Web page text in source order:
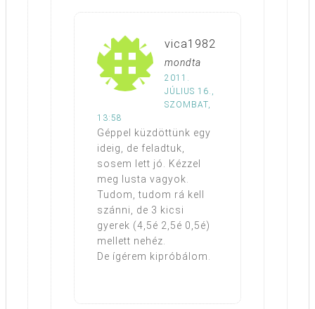
vica1982
mondta
2011.
JÚLIUS 16.,
SZOMBAT,
13:58
Géppel küzdöttünk egy
ideig, de feladtuk,
sosem lett jó. Kézzel
meg lusta vagyok.
Tudom, tudom rá kell
szánni, de 3 kicsi
gyerek (4,5é 2,5é 0,5é)
mellett nehéz.
De ígérem kipróbálom.